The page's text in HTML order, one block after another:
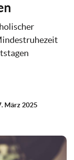
März 2025